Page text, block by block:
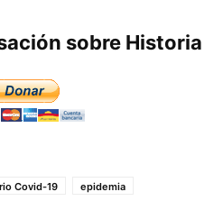
sobre Historia
Covid-19
epidemia